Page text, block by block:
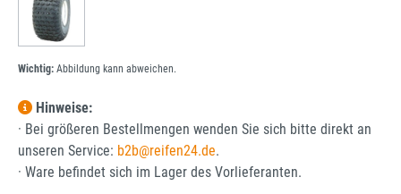
Wichtig: Abbildung kann abweichen.
Hinweise:
· Bei größeren Bestellmengen wenden Sie sich bitte direkt an
unseren Service: b2b@reifen24.de.
· Ware befindet sich im Lager des Vorlieferanten.